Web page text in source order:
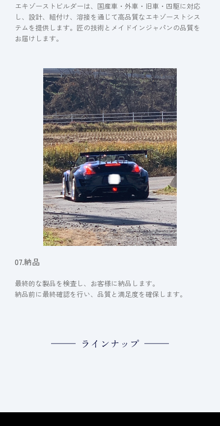
エキゾーストビルダーは、国産車・外車・旧車・四駆に対応
し、設計、組付け、溶接を通じて高品質なエキゾーストシス
テムを提供します。匠の技術とメイドインジャパンの品質を
お届けします。
07.納品
最終的な製品を検査し、お客様に納品します。
納品前に最終確認を行い、品質と満足度を確保します。
ラインナップ